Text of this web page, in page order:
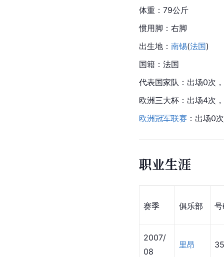
体重：79公斤
惯用脚：右脚
出生地： 南锡(法国)
国籍：法国
代表国家队：出场0次
欧洲三大杯 ：出场4次
欧洲冠军联赛 ：出场0
职业生涯
赛季 俱乐部
2007/
08
里昂 35